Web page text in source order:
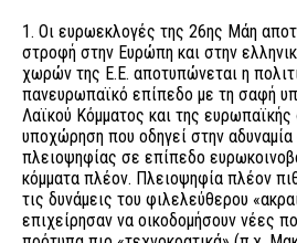
1. Οι ευρωεκλογές της 26ης Μάη
στροφή στην Ευρώπη και στην
χωρών της Ε.Ε. αποτυπώνεται η
πανευρωπαϊκό επίπεδο με τη σαφή
Λαϊκού Κόμματος και της
υποχώρηση που οδηγεί στην
πλειοψηφίας σε επίπεδο
κόμματα πλέον. Πλειοψηφία πλέον
τις δυνάμεις του φιλελεύθερου
επιχείρησαν να οικοδομήσουν νέες